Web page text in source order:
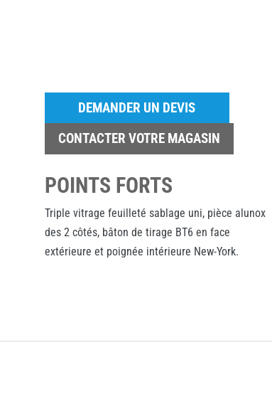
DEMANDER UN DEVIS
CONTACTER VOTRE MAGASIN
POINTS FORTS
Triple vitrage feuilleté sablage uni, pièce alunox
des 2 côtés, bâton de tirage BT6 en face
extérieure et poignée intérieure New-York.